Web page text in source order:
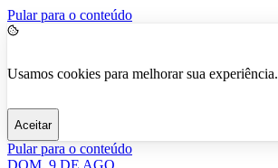
Pular para o conteúdo
Usamos cookies para melhorar sua experiência.
Aceitar
Pular para o conteúdo
DOM, 9 DE AGO.